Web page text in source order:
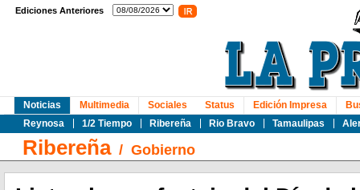
Ediciones Anteriores
Noticias
Reynosa
1/2 Tiempo Ribereña Rio Bravo Tamaulipas
Multimedia Sociales Status Edición Impresa
Ribereña/ Gobierno